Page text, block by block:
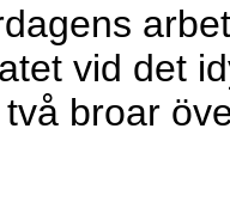
vid det
broar